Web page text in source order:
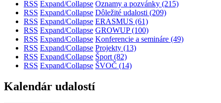
RSS Expand/Collapse Oznamy a pozvánky (215)
RSS Expand/Collapse Dôležité udalosti (209)
RSS Expand/Collapse ERASMUS (61)
RSS Expand/Collapse GROWUP(100)
RSS Expand/Collapse Konferencie a semináre (49)
RSS Expand/Collapse Projekty (13)
RSS Expand/Collapse Šport (82)
RSS Expand/Collapse ŠVOČ (14)
Kalendár udalostí